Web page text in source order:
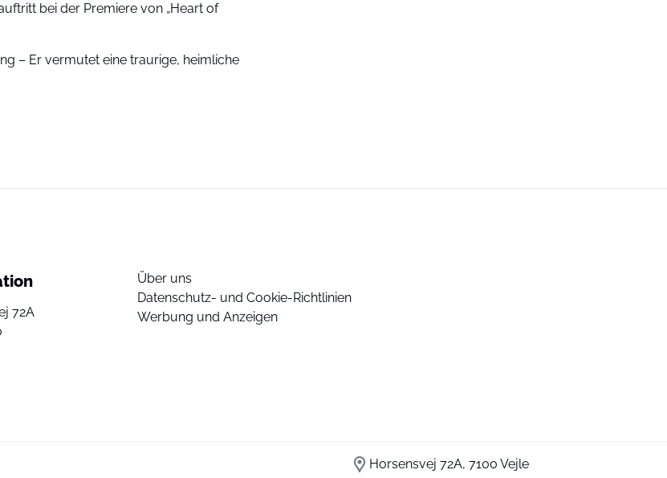
bei der Premiere von „Heart of
– Er vermutet eine traurige, heimliche
72A
Über uns
Datenschutz- und Cookie-Richtlinien
Werbung und Anzeigen
Horsensvej 72A, 7100 Vejle